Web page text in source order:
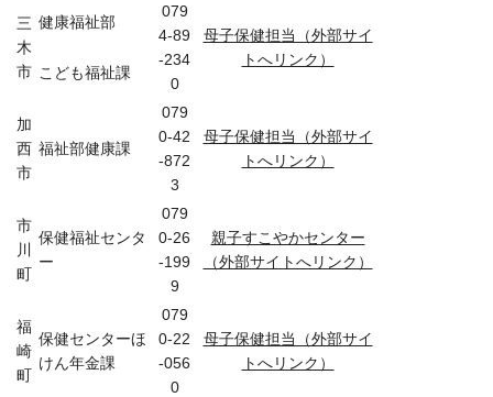
三
木
市
健康福祉部
079
4-89
-234
0
母子保健担当（外部サイ
トへリンク）
こども福祉課
加
西
市
福祉部健康課
079
0-42
-872
3
母子保健担当（外部サイ
トへリンク）
市
川
町
保健福祉センタ
ー
079
0-26
-199
9
親子すこやかセンター
（外部サイトへリンク）
福
崎
町
保健センターほ
けん年金課
079
0-22
-056
0
母子保健担当（外部サイ
トへリンク）